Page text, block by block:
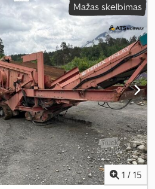
Mažas skelbimas
1 / 15